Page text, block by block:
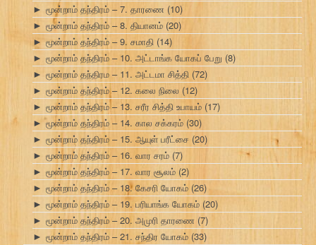
► மூன்றாம் தந்திரம் – 7. தாரணை (10)
► மூன்றாம் தந்திரம் – 8. தியானம் (20)
► மூன்றாம் தந்திரம் – 9. சமாதி (14)
► மூன்றாம் தந்திரம் – 10. அட்டாங்க யோகப் பேறு (8)
► மூன்றாம் தந்திரம – 11. அட்டமா சித்தி (72)
► மூன்றாம் தந்திரம் – 12. கலை நிலை (12)
► மூன்றாம் தந்திரம் – 13. சரீர சித்தி உபாயம் (17)
► மூன்றாம் தந்திரம் – 14. கால சக்கரம் (30)
► மூன்றாம் தந்திரம் – 15. ஆயுள் பரீட்சை (20)
► மூன்றாம் தந்திரம் – 16. வார சரம் (7)
► மூன்றாம் தந்திரம் – 17. வார சூலம் (2)
► மூன்றாம் தந்திரம் – 18. கேசரி யோகம் (26)
► மூன்றாம் தந்திரம் – 19. பரியாங்க யோகம் (20)
► மூன்றாம் தந்திரம் – 20. அமுரி தாரணை (7)
► மூன்றாம் தந்திரம் – 21. சந்திர யோகம் (33)